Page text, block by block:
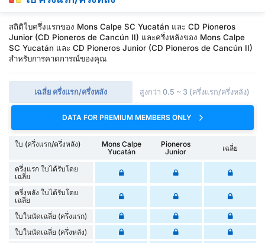
สถิติใบครึ่งแรกของ Mons Calpe SC Yucatán และ CD Pioneros
Junior (CD Pioneros de Cancún II) และครึ่งหลังของ Mons Calpe
SC Yucatán และ CD Pioneros Junior (CD Pioneros de Cancún II)
สำหรับการคาดการณ์ของคุณ
เฉลี่ย ครึ่งแรก/ครึ่งหลัง สูงกว่า 0.5 ~ 3 (ครึ่งแรก/ครึ่งหลัง)
DATA FOR PREMIUM MEMBERS ONLY
ใบ (ครึ่งแรก/ครึ่งหลัง)
Mons Calpe
Yucatán
Pioneros
Junior
เฉลี่ย
ครึ่งแรก ใบได้รับโดย
เฉลี่ย
ครึ่งหลัง ใบได้รับโดย
เฉลี่ย
ใบในนัดเฉลี่ย (ครึ่งแรก)
ใบในนัดเฉลี่ย (ครึ่งหลัง)